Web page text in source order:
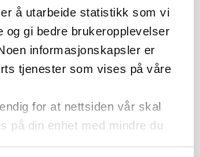
å utarbeide statistikk som vi
og gi bedre brukeropplevelser
informasjonskapsler er
tjenester som vises på våre
for at nettsiden vår skal
på din enhet med mindre du
kontrollert stopp
før kontrollert stopp
å introdusere ustabilt
ved å bruke
redusere synet som kilde